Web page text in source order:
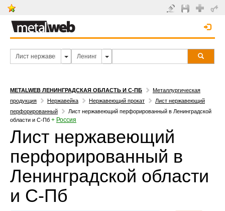
METALWEB ЛЕНИНГРАДСКАЯ ОБЛАСТЬ И С-ПБ
Металлургическая
продукция
Нержавейка Нержавеющий прокат
Лист нержавеющий
перфорированный
Лист нержавеющий перфорированный в Ленинградской
области и С-Пб + Россия
Лист нержавеющий
перфорированный в
Ленинградской области
и С-Пб